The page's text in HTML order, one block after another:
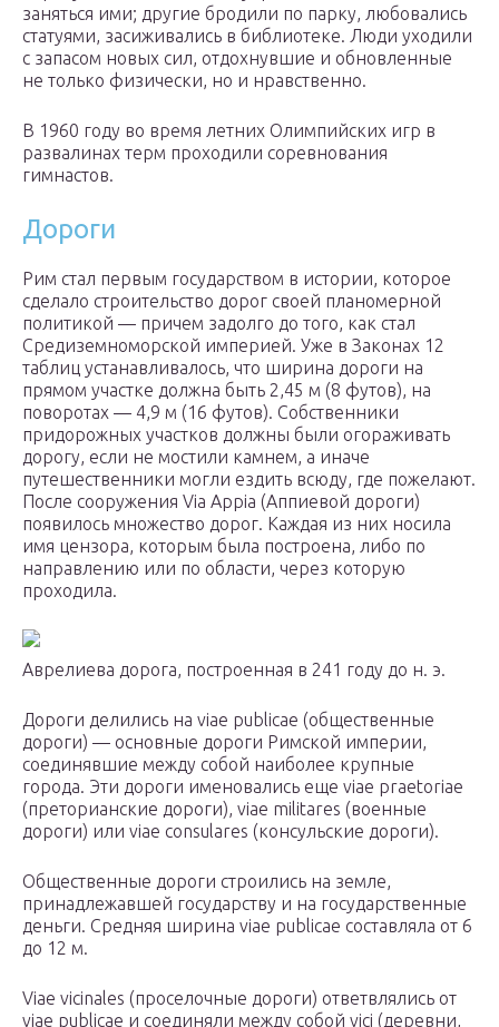
заняться ими; другие бродили по парку, любовались
статуями, засиживались в библиотеке. Люди уходили
с запасом новых сил, отдохнувшие и обновленные
не только физически, но и нравственно.
В 1960 году во время летних Олимпийских игр в
развалинах терм проходили соревнования
гимнастов.
Дороги
Рим стал первым государством в истории, которое
сделало строительство дорог своей планомерной
политикой — причем задолго до того, как стал
Средиземноморской империей. Уже в Законах 12
таблиц устанавливалось, что ширина дороги на
прямом участке должна быть 2,45 м (8 футов), на
поворотах — 4,9 м (16 футов). Собственники
придорожных участков должны были огораживать
дорогу, если не мостили камнем, а иначе
путешественники могли ездить всюду, где пожелают.
После сооружения Via Appia (Аппиевой дороги)
появилось множество дорог. Каждая из них носила
имя цензора, которым была построена, либо по
направлению или по области, через которую
проходила.
Аврелиева дорога, построенная в 241 году до н. э.
Дороги делились на viae publicae (общественные
дороги) — основные дороги Римской империи,
соединявшие между собой наиболее крупные
города. Эти дороги именовались еще viae praetoriae
(преторианские дороги), viae militares (военные
дороги) или viae consulares (консульские дороги).
Общественные дороги строились на земле,
принадлежавшей государству и на государственные
деньги. Средняя ширина viae publicae составляла от 6
до 12 м.
Viae vicinales (проселочные дороги) ответвлялись от
viae publicae и соединяли между собой vici (деревни,